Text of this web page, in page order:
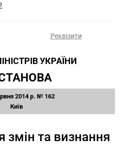
Реквізити
УКРАЇНИ
2014 р. № 162
Київ
змін та визнання